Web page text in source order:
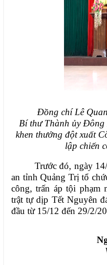
Đồng chí Lê
Bí thư Thành ủy
khen thưởng đột xuất
lập chiến
Trước đó, ngày
an tỉnh Quảng Trị tổ
công, trấn áp tội phạm
trật tự dịp Tết Nguyên
đầu từ 15/12 đến 29/2/